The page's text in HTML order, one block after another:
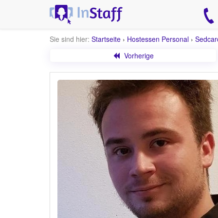
Sie sind hier: Startseite › Hostessen Personal ›
Vorherige